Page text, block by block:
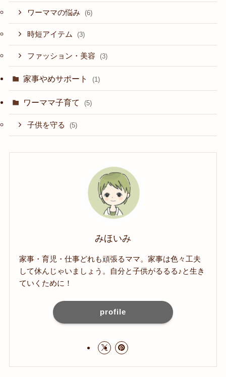
ワーママの悩み (6)
時短アイテム (3)
ファッション・美容 (3)
家事やめサポート (1)
ワーママ子育て (5)
子供を守る (5)
みほいみ
家事・育児・仕事どれも頑張るママ。家事は色々工夫
して休んじゃいましょう。自分と子供がるるる♪と生き
ていくために！
profile